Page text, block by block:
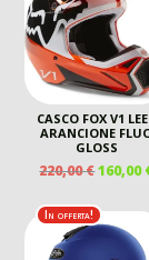
208,00 €.
CASCO FOX V1
ARANCIONE
GLOSS
220,00€IL
ERA:
220,00 €.
160,00
In offerta!